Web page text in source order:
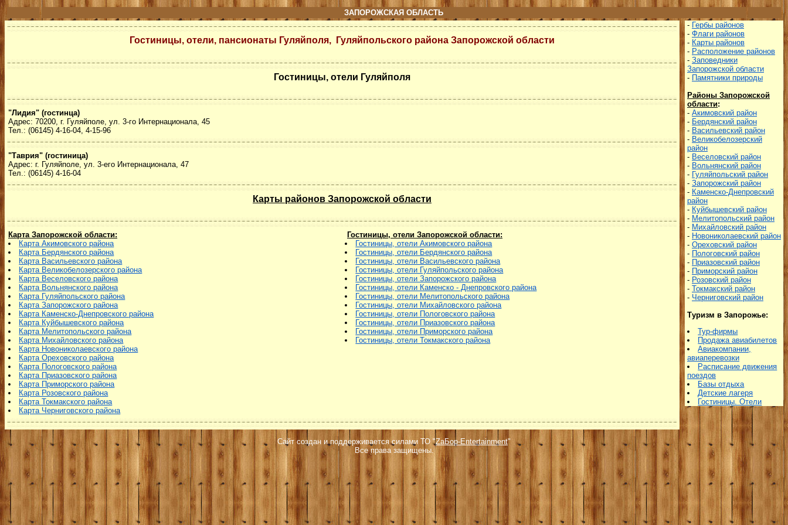
ЗАПОРОЖСКАЯ ОБЛАСТЬ
Гостиницы, отели, пансионаты Гуляйполя, Гуляйпольского района Запорожской области
Гостиницы, отели Гуляйполя
"Лидия" (гостинца)
Адрес: 70200, г. Гуляйполе, ул. 3-го Интернационала, 45
Тел.: (06145) 4-16-04, 4-15-96
"Таврия" (гостиница)
Адрес: г. Гуляйполе, ул. 3-его Интернационала, 47
Тел.: (06145) 4-16-04
Карты районов Запорожской области
Карта Запорожской области:
Карта Акимовского района
Карта Бердянского района
Карта Васильевского района
Карта Великобелозерского района
Карта Веселовского района
Карта Вольнянского района
Карта Гуляйпольского района
Карта Запорожского района
Карта Каменско-Днепровского района
Карта Куйбышевского района
Карта Мелитопольского района
Карта Михайловского района
Карта Новониколаевского района
Карта Ореховского района
Карта Пологовского района
Карта Приазовского района
Карта Приморского района
Карта Розовского района
Карта Токмакского района
Карта Черниговского района
Гостиницы, отели Запорожской области:
Гостиницы, отели Акимовского района
Гостиницы, отели Бердянского района
Гостиницы, отели Васильевского района
Гостиницы, отели Гуляйпольского района
Гостиницы, отели Запорожского района
Гостиницы, отели Каменско - Днепровского района
Гостиницы, отели Мелитопольского района
Гостиницы, отели Михайловского района
Гостиницы, отели Пологовского района
Гостиницы, отели Приазовского района
Гостиницы, отели Приморского района
Гостиницы, отели Токмакского района
- Гербы районов
- Флаги районов
- Карты районов
- Расположение районов
- Заповедники
Запорожской области
- Памятники природы
Районы Запорожской
области:
- Акимовский район
- Бердянский район
- Васильевский район
- Великобелозерский
район
- Веселовский район
- Вольнянский район
- Гуляйпольский район
- Запорожский район
- Каменско-Днепровский
район
- Куйбышевский район
- Мелитопольский район
- Михайловский район
- Новониколаевский район
- Ореховский район
- Пологовский район
- Приазовский район
- Приморский район
- Розовский район
- Токмакский район
- Черниговский район
Туризм в Запорожье:
Тур-фирмы
Продажа авиабилетов
Авиакомпании,
авиаперевозки
Расписание движения
поездов
Базы отдыха
Детские лагеря
Гостиницы. Отели
Сайт создан и поддерживается силами ТО "ZаБор-Entertainment"
Все права защищены.